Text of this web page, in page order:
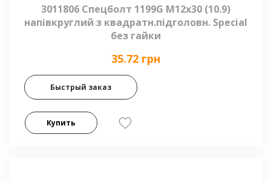
3011806 Спецболт 1199G М12х30 (10.9)
напівкруглий з квадратн.підголовн. Special
без гайки
35.72 грн
Быстрый заказ
Купить